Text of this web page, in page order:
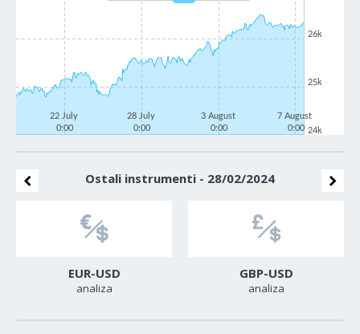
22 July
0:00
28 July
0:00
3 August
0:00
7 August
0:00 24k
25k
26k
Ostali instrumenti - 28/02/2024
EUR-USD
analiza
GBP-USD
analiza